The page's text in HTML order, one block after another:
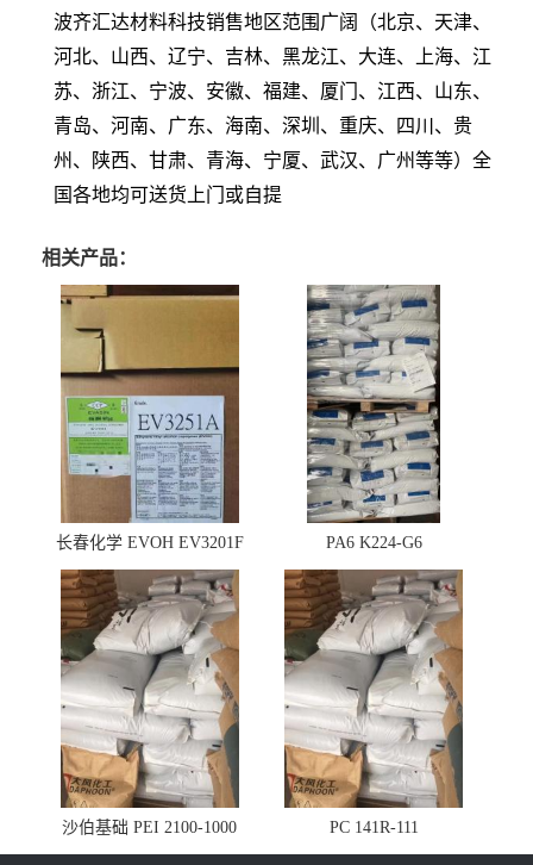
波齐汇达材料科技销售地区范围广阔（北京、天津、
河北、山西、辽宁、吉林、黑龙江、大连、上海、江
苏、浙江、宁波、安徽、福建、厦门、江西、山东、
青岛、河南、广东、海南、深圳、重庆、四川、贵
州、陕西、甘肃、青海、宁厦、武汉、广州等等）全
国各地均可送货上门或自提
相关产品：
长春化学 EVOH EV3201F PA6 K224-G6
沙伯基础 PEI 2100-1000 PC 141R-111